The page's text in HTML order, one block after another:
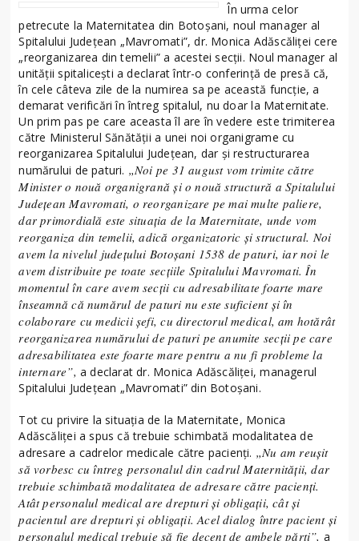
În urma celor
petrecute la Maternitatea din Botoșani, noul manager al
Spitalului Județean „Mavromati”, dr. Monica Adăscăliței cere
„reorganizarea din temelii” a acestei secții. Noul manager al
unității spitalicești a declarat într-o conferință de presă că,
în cele câteva zile de la numirea sa pe această funcție, a
demarat verificări în întreg spitalul, nu doar la Maternitate.
Un prim pas pe care aceasta îl are în vedere este trimiterea
către Ministerul Sănătății a unei noi organigrame cu
reorganizarea Spitalului Județean, dar și restructurarea
numărului de paturi. „Noi pe 31 august vom trimite către
Minister o nouă organigrană și o nouă structură a Spitalului
Județean Mavromati, o reorganizare pe mai multe paliere,
dar primordială este situația de la Maternitate, unde vom
reorganiza din temelii, adică organizatoric și structural. Noi
avem la nivelul județului Botoșani 1538 de paturi, iar noi le
avem distribuite pe toate secțiile Spitalului Mavromati. În
momentul în care avem secții cu adresabilitate foarte mare
înseamnă că numărul de paturi nu este suficient și în
colaborare cu medicii șefi, cu directorul medical, am hotărât
reorganizarea numărului de paturi pe anumite secții pe care
adresabilitatea este foarte mare pentru a nu fi probleme la
internare”, a declarat dr. Monica Adăscăliței, managerul
Spitalului Județean „Mavromati” din Botoșani.
Tot cu privire la situația de la Maternitate, Monica
Adăscăliței a spus că trebuie schimbată modalitatea de
adresare a cadrelor medicale către pacienți. „Nu am reușit
să vorbesc cu întreg personalul din cadrul Maternității, dar
trebuie schimbată modalitatea de adresare către pacienți.
Atât personalul medical are drepturi și obligații, cât și
pacientul are drepturi și obligații. Acel dialog între pacient și
personalul medical trebuie să fie decent de ambele părți”, a